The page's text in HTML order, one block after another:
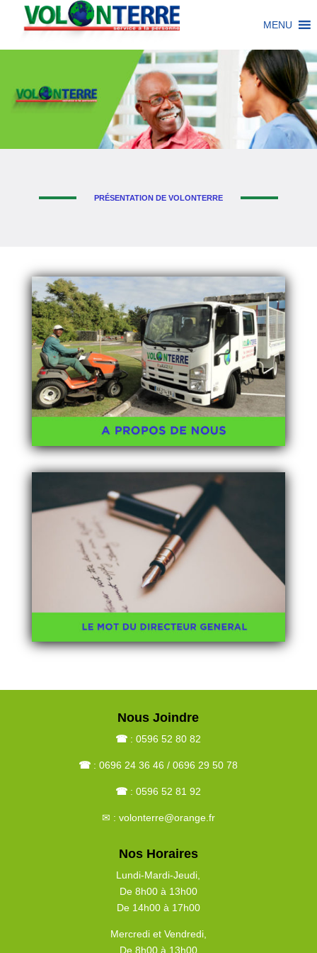
MENU
PRÉSENTATION DE VOLONTERRE
A PROPOS DE NOUS
Quelques dates clés
Descriptif de nos activités
Voir le discours écrit du Directeur Général
Nous Joindre
☎ : 0596 52 80 82
☎ : 0696 24 36 46 / 0696 29 50 78
☎ : 0596 52 81 92
✉ : volonterre@orange.fr
Nos Horaires
Lundi-Mardi-Jeudi
De 8h00 à 13h00
De 14h00 à 17h00
Mercredi et Vendredi,
De 8h00 à 13h00